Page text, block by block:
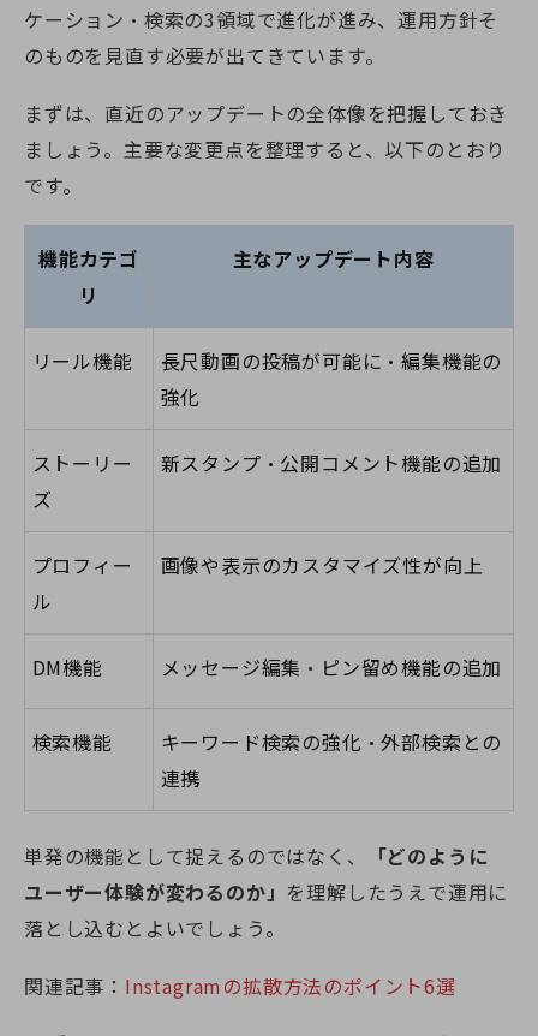
ケーション・検索の3領域で進化が進み、運用方針そ
のものを見直す必要が出てきています。
まずは、直近のアップデートの全体像を把握しておき
ましょう。主要な変更点を整理すると、以下のとおり
です。
機能カテゴ
リ
主なアップデート内容
リール機能
長尺動画の投稿が可能に・編集機能の
強化
ストーリー
ズ
新スタンプ・公開コメント機能の追加
プロフィー
ル
画像や表示のカスタマイズ性が向上
DM機能 メッセージ編集・ピン留め機能の追加
検索機能
キーワード検索の強化・外部検索との
連携
単発の機能として捉えるのではなく、
「どのように
ユーザー体験が変わるのか」 を理解したうえで運用に
落とし込むとよいでしょう。
関連記事： Instagramの拡散方法のポイント6選